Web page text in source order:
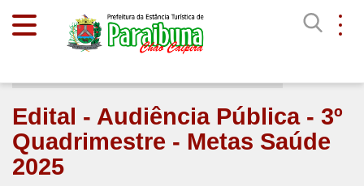
Edital - Audiência Pública - 3º
Quadrimestre - Metas Saúde
2025